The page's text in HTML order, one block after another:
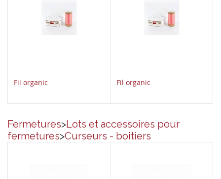
Fil organic Fil organic
Fermetures>Lots et accessoires pour
fermetures>Curseurs - boitiers